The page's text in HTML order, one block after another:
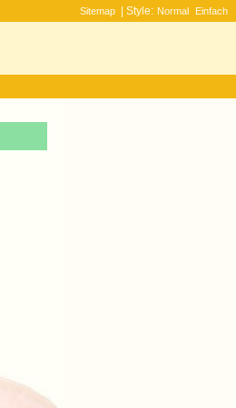
Sitemap | Style: Normal Einfach